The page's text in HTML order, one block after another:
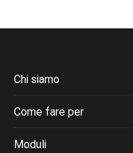
Chi siamo
Come fare per
Moduli